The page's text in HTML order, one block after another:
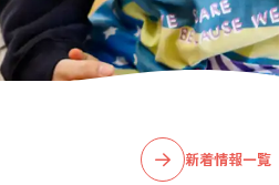
新着情報一覧